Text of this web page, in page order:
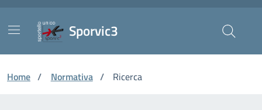
Sporvic3
Home / Normativa / Ricerca